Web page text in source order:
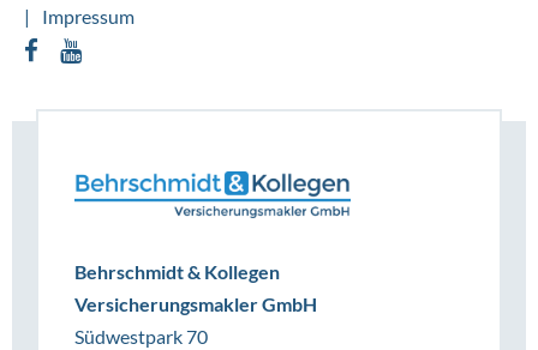
Impressum
Behrschmidt & Kollegen
Versicherungsmakler GmbH
Südwestpark 70